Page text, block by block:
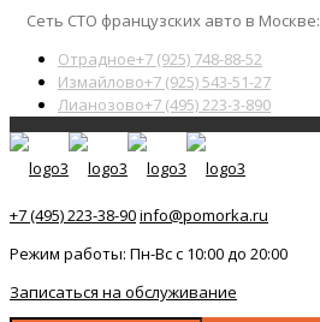
Сеть СТО французских авто в Москве:
Отрадное+7 (925) 748-88-52
Измайлово+7 (925) 543-51-27
Лианозово+7 (495) 223-3-890
+7 (495) 223-38-90info@pomorka.ru
Режим работы: Пн-Вс с 10:00 до 20:00
Записаться на обслуживание